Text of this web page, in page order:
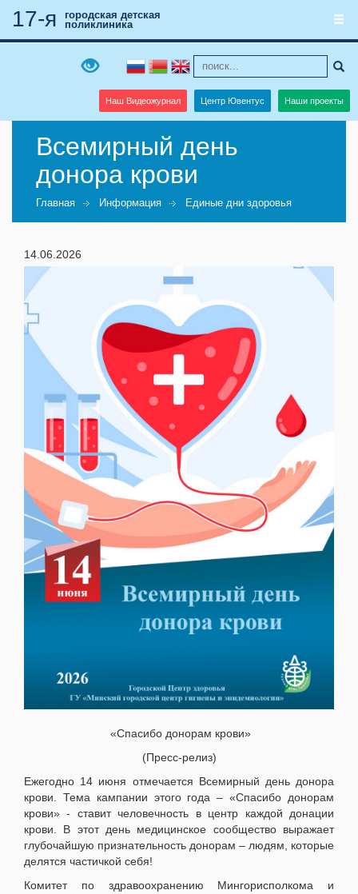
Наш Видеожурнал Центр Ювентус Наши проекты
17-я
городская детская
поликлиника
Всемирный день
донора крови
Главная Информация Единые дни здоровья
14.06.2026
«Спасибо донорам крови»
(Пресс-релиз)
Ежегодно 14 июня отмечается Всемирный день донора
крови. Тема кампании этого года – «Спасибо донорам
крови» - ставит человечность в центр каждой донации
крови. В этот день медицинское сообщество выражает
глубочайшую признательность донорам – людям, которые
делятся частичкой себя!
Комитет по здравоохранению Мингорисполкома и